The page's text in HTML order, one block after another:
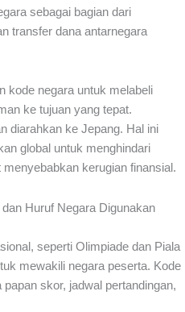
sebagai bagian dari
transfer dana antarnegara
kode negara untuk melabeli
ke tujuan yang tepat.
diarahkan ke Jepang. Hal ini
global untuk menghindari
kerugian finansial.
Huruf Negara Digunakan
seperti Olimpiade dan Piala
mewakili negara peserta. Kode
skor, jadwal pertandingan,